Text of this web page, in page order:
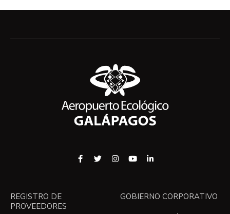
REGISTRO DE
PROVEEDORES
GOBIERNO CORPORATIVO